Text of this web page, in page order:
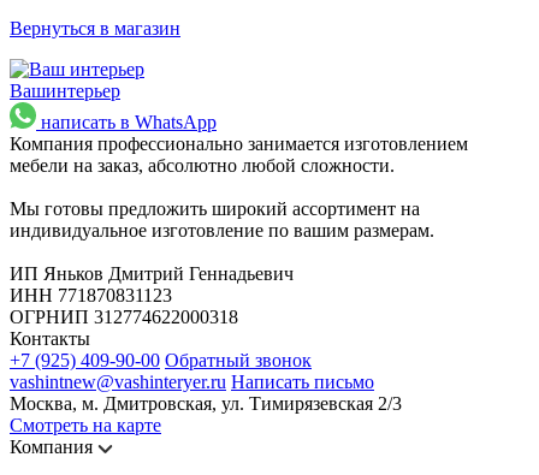
Вернуться в магазин
Вашинтерьер
написать в WhatsApp
Компания профессионально занимается изготовлением
мебели на заказ, абсолютно любой сложности.
Мы готовы предложить широкий ассортимент на
индивидуальное изготовление по вашим размерам.
ИП Яньков Дмитрий Геннадьевич
ИНН 771870831123
ОГРНИП 312774622000318
Контакты
+7 (925) 409-90-00 Обратный звонок
vashintnew@vashinteryer.ru Написать письмо
Москва, м. Дмитровская, ул. Тимирязевская 2/3
Смотреть на карте
Компания